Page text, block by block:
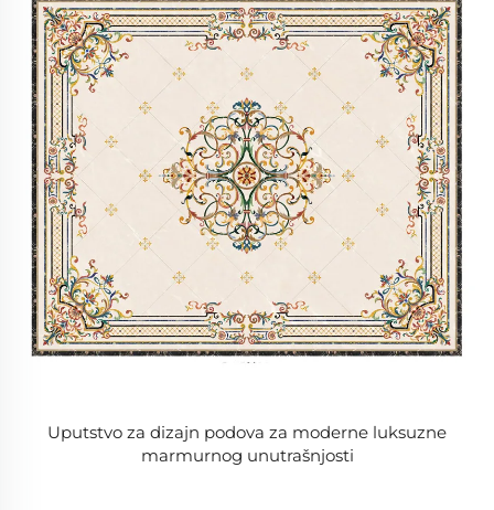
Uputstvo za dizajn podova za moderne luksuzne
marmurnog unutrašnjosti